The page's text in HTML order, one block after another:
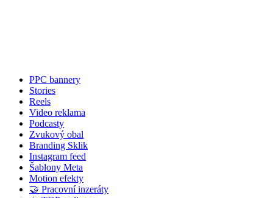
PPC bannery
Stories
Reels
Video reklama
Podcasty
Zvukový obal
Branding Sklik
Instagram feed
Šablony Meta
Motion efekty
🤝 Pracovní inzeráty